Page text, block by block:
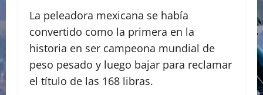
La peleadora mexicana se había
convertido como la primera en la
historia en ser campeona mundial de
peso pesado y luego bajar para reclamar
el título de las 168 libras.